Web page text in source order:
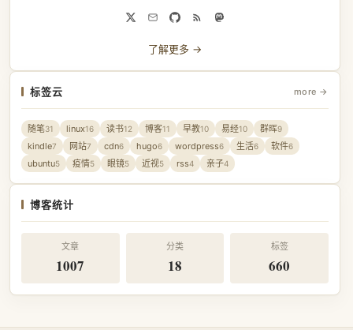
了解更多 →
标签云 more →
随笔31 linux16 读书12 博客11 早教10 易经10 群晖9
kindle7 网站7 cdn6 hugo6 wordpress6 生活6 软件6
ubuntu5 疫情5 眼镜5 近视5 rss4 亲子4
博客统计
文章
1007
分类
18
标签
660